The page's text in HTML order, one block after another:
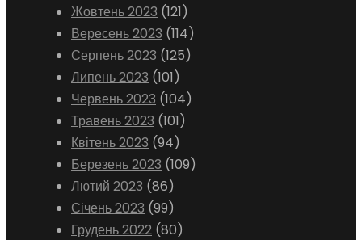
Жовтень 2023 (121)
Вересень 2023 (114)
Серпень 2023 (125)
Липень 2023 (101)
Червень 2023 (104)
Травень 2023 (101)
Квітень 2023 (94)
Березень 2023 (109)
Лютий 2023 (86)
Січень 2023 (99)
Грудень 2022 (80)